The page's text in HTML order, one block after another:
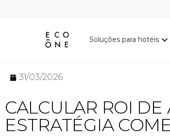
Soluções para hotéis
31/03/2026
CALCULAR ROI
ESTRATÉGIA